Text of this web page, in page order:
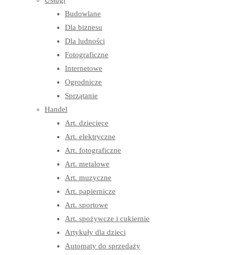
Budowlane
Dla biznesu
Dla ludności
Fotograficzne
Internetowe
Ogrodnicze
Sprzątanie
Handel
Art. dziecięce
Art. elektryczne
Art. fotograficzne
Art. metalowe
Art. muzyczne
Art. papiernicze
Art. sportowe
Art. spożywcze i cukiernie
Artykuły dla dzieci
Automaty do sprzedaży